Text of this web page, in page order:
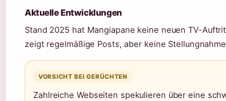
Aktuelle Entwicklungen
Stand 2025 hat Mangiapane keine neuen TV-
zeigt regelmäßige Posts, aber keine
VORSICHT BEI GERÜCHTEN
Zahlreiche Webseiten spekulieren über eine